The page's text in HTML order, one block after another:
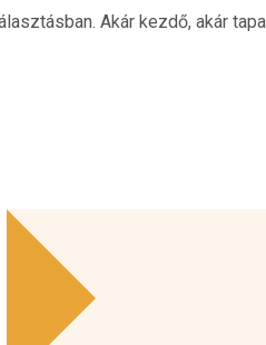
Akár kezdő, akár